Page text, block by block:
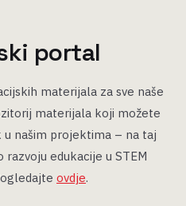
portal
materijala za sve naše
materijala koji možete
našim projektima – na taj
edukacije u STEM
ovdje.